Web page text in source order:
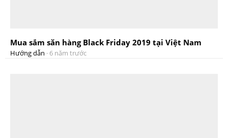
Mua sắm săn hàng Black Friday 2019 tại Việt Nam
Hướng dẫn · 6 năm trước